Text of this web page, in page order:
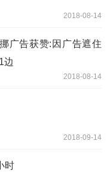
2018-08-14
广告获赞:因广告遮住
边
2018-08-14
2018-09-14
时